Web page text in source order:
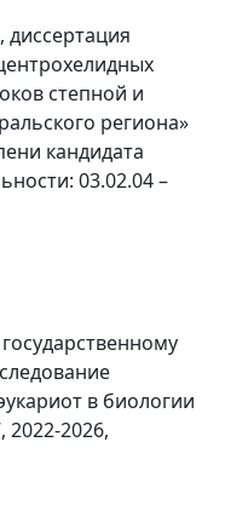
диссертация
степной и
региона»
кандидата
03.02.04 –
в биологии
2022-2026,